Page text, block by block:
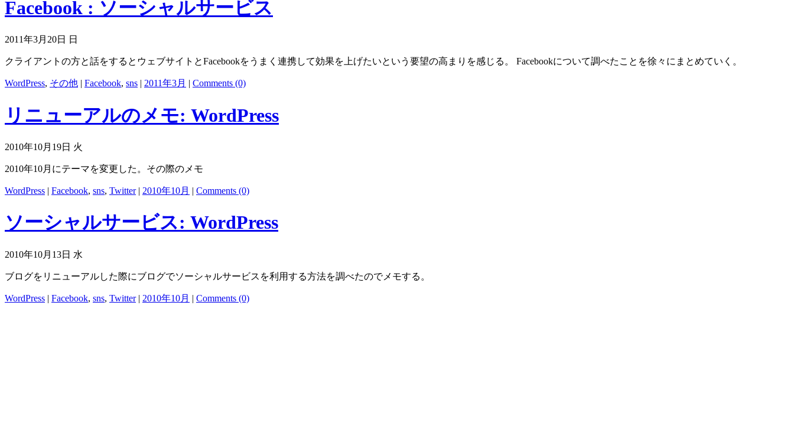
Facebook : ソーシャルサービス
2011年3月20日 日
クライアントの方と話をするとウェブサイトとFacebookをうまく連携して効果を上げたいという要望の高まりを感じる。 Facebookについて調べたことを徐々にまとめていく。
WordPress, その他 | Facebook, sns | 2011年3月 | Comments (0)
リニューアルのメモ: WordPress
2010年10月19日 火
2010年10月にテーマを変更した。その際のメモ
WordPress | Facebook, sns, Twitter| 2010年10月 | Comments (0)
ソーシャルサービス: WordPress
2010年10月13日 水
ブログをリニューアルした際にブログでソーシャルサービスを利用する方法を調べたのでメモする。
WordPress | Facebook, sns, Twitter| 2010年10月 | Comments (0)